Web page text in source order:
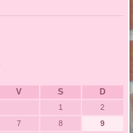
V S D
1
2
7 8 9